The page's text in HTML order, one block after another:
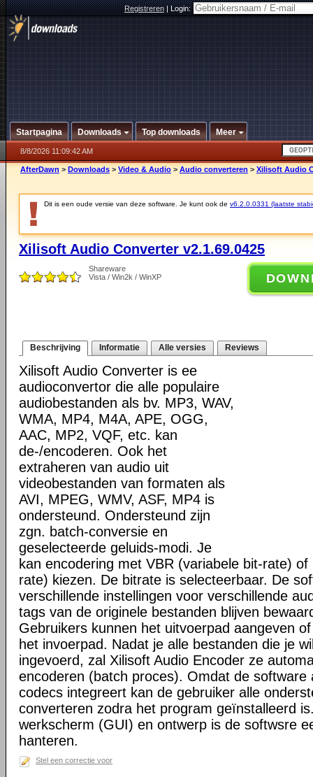
Registreren|Login:
Startpagina Downloads Top downloads Meer
8/8/2026 11:09:42 AM
AfterDawn > Downloads > Video & Audio > Audio converteren > Xilisoft Audio
Dit is een oude versie van deze software. Je kunt ook de v6.2.0.0331 (laatste
Xilisoft Audio Converter v2.1.69.0425
Shareware
Vista / Win2k / WinXP
Beschrijving Informatie Alle versies Reviews
Xilisoft Audio Converter is ee
audioconvertor die alle populaire
audiobestanden als bv. MP3, WAV,
WMA, MP4, M4A, APE, OGG,
AAC, MP2, VQF, etc. kan
de-/encoderen. Ook het
extraheren van audio uit
videobestanden van formaten als
AVI, MPEG, WMV, ASF, MP4 is
ondersteund. Ondersteund zijn
zgn. batch-conversie en
geselecteerde geluids-modi. Je
kan encodering met VBR (variabele bit-rate)
rate) kiezen. De bitrate is selecteerbaar. De
verschillende instellingen voor verschillende
tags van de originele bestanden blijven
Gebruikers kunnen het uitvoerpad aangeven
het invoerpad. Nadat je alle bestanden die je
ingevoerd, zal Xilisoft Audio Encoder ze
encoderen (batch proces). Omdat de software
codecs integreert kan de gebruiker alle
converteren zodra het program geïnstalleerd
werkscherm (GUI) en ontwerp is de softwsre
hanteren.
Stel een correctie voor